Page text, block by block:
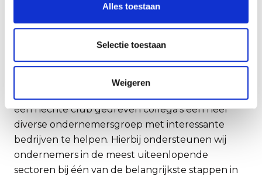
Alles toestaan
Selectie toestaan
Weigeren
ondernemer.
Dit maakt Rembrandt uniek voor
mij
een hechte club gedreven collega’s een heel
diverse ondernemersgroep met interessante
bedrijven te helpen. Hierbij ondersteunen wij
ondernemers in de meest uiteenlopende
sectoren bij één van de belangrijkste stappen in